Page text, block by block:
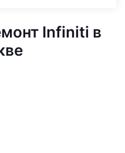
Infiniti в